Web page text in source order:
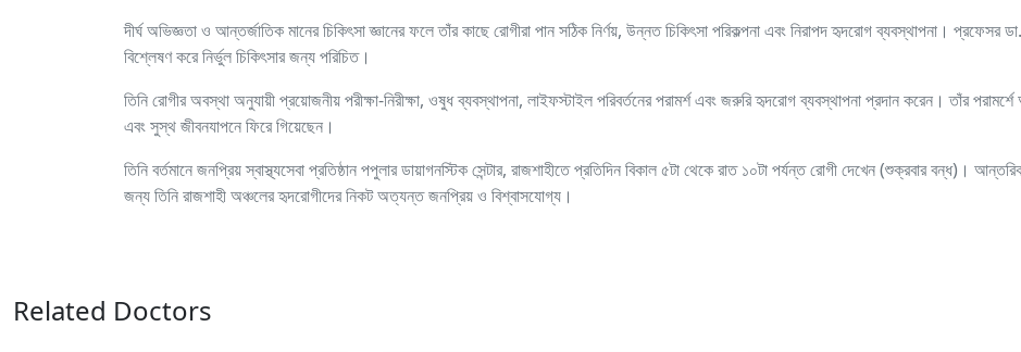
দীর্ঘ অভিজ্ঞতা ও আন্তর্জাতিক মানের চিকিৎসা জ্ঞানের ফলে তাঁর কাছে রোগীরা পান সঠিক নির্ণয়, উন্নত চিকিৎসা পরিকল্পনা এবং নিরাপদ হৃদরোগ ব্যবস্থাপনা। প্রফেসর
বিশ্লেষণ করে নির্ভুল চিকিৎসার জন্য পরিচিত।
তিনি রোগীর অবস্থা অনুযায়ী প্রয়োজনীয় পরীক্ষা-নিরীক্ষা, ওষুধ ব্যবস্থাপনা, লাইফস্টাইল পরিবর্তনের পরামর্শ এবং জরুরি হৃদরোগ ব্যবস্থাপনা প্রদান করেন। তাঁর
এবং সুস্থ জীবনযাপনে ফিরে গিয়েছেন।
তিনি বর্তমানে জনপ্রিয় স্বাস্থ্যসেবা প্রতিষ্ঠান পপুলার ডায়াগনস্টিক সেন্টার, রাজশাহীতে প্রতিদিন বিকাল ৫টা থেকে রাত ১০টা পর্যন্ত রোগী দেখেন (শুক্রবার বন্ধ)।
জন্য তিনি রাজশাহী অঞ্চলের হৃদরোগীদের নিকট অত্যন্ত জনপ্রিয় ও বিশ্বাসযোগ্য।
Related Doctors